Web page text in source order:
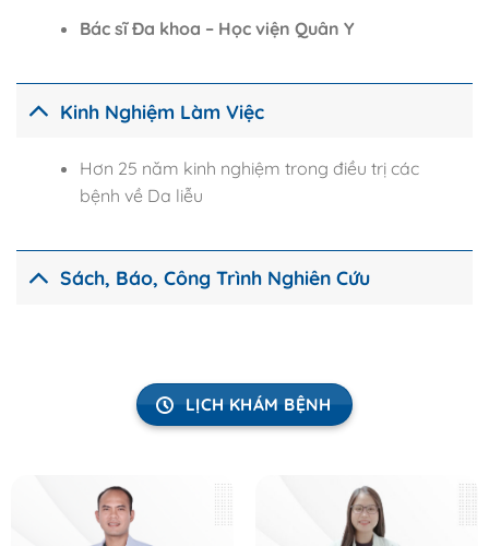
Bác sĩ Đa khoa – Học viện Quân Y
Kinh Nghiệm Làm Việc
Hơn 25 năm kinh nghiệm trong điều trị các
bệnh về Da liễu
Sách, Báo, Công Trình Nghiên Cứu
LỊCH KHÁM BỆNH